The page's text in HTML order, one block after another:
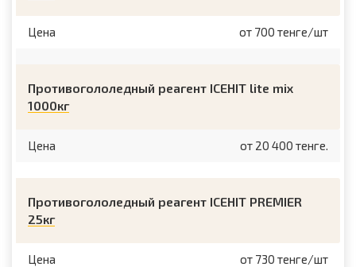
Цена от 700 тенге/шт
Противогололедный реагент ICEHIT lite mix
1000кг
Цена от 20 400 тенге.
Противогололедный реагент ICEHIT PREMIER
25кг
Цена от 730 тенге/шт